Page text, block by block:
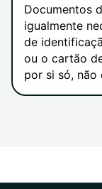
Documentos
igualmente
de
ou o cartão
por si só, não